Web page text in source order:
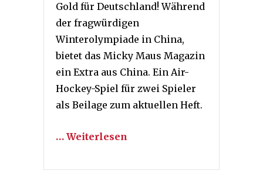
Gold für Deutschland! Während
der fragwürdigen
Winterolympiade in China,
bietet das Micky Maus Magazin
ein Extra aus China. Ein Air-
Hockey-Spiel für zwei Spieler
als Beilage zum aktuellen Heft.
… Weiterlesen